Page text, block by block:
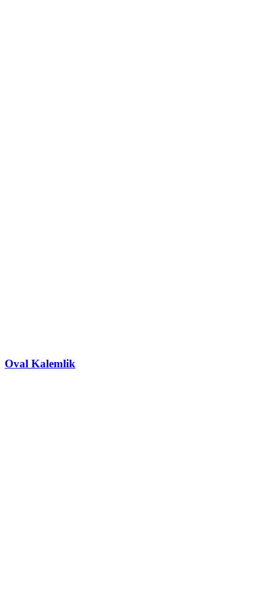
Oval Kalemlik